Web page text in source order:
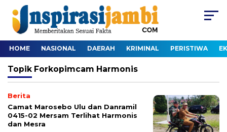
HOME NASIONAL DAERAH KRIMINAL PERISTIWA
Topik Forkopimcam Harmonis
Berita
Camat Marosebo Ulu dan Danramil
0415-02 Mersam Terlihat Harmonis
dan Mesra